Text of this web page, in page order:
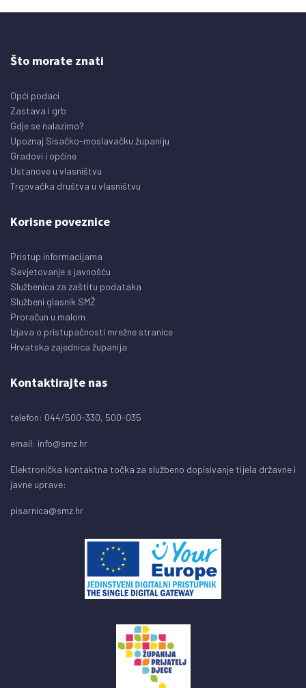
Što morate znati
Opći podaci
Zastava i grb
Gdje se nalazimo?
Upoznaj Sisačko-moslavačku županiju
Gradovi i općine
Ustanove u vlasništvu
Trgovačka društva u vlasništvu
Korisne poveznice
Pristup informacijama
Savjetovanje s javnošću
Službenica za zaštitu podataka
Službeni glasnik SMŽ
Proračun u malom
Izjava o pristupačnosti mrežne stranice
Hrvatska zajednica županija
Kontaktirajte nas
telefon: 044/500-330, 500-035
email: info@smz.hr
Elektronička kontaktna točka za službeno dopisivanje tijela državne i
javne uprave:
pisarnica@smz.hr